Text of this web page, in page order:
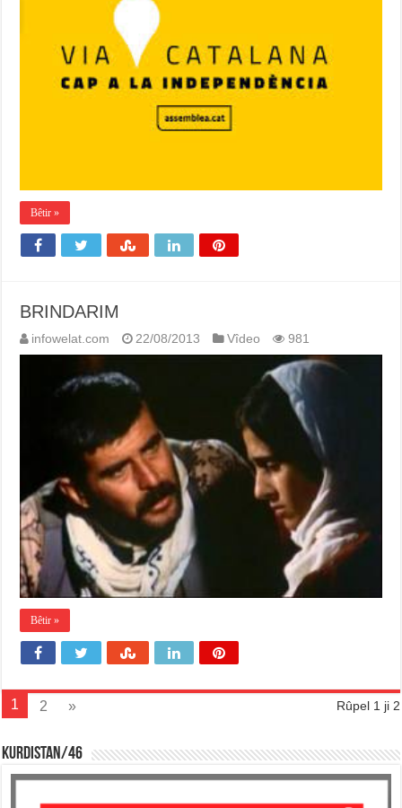
Bêtir »
BRINDARIM
infowelat.com 22/08/2013 Vîdeo 981
Bêtir »
Rûpel 1 ji 2
1 2 »
KURDISTAN/46